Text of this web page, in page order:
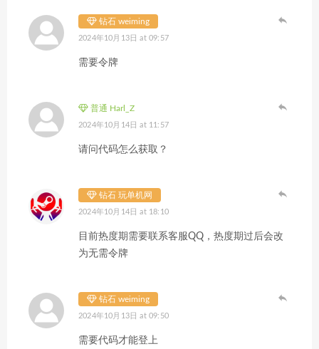
钻石 weiming
2024年10月13日 at 09:57
需要令牌
普通 Harl_Z
2024年10月14日 at 11:57
请问代码怎么获取？
钻石 玩单机网
2024年10月14日 at 18:10
目前热度期需要联系客服QQ，热度期过后会改
为无需令牌
钻石 weiming
2024年10月13日 at 09:50
需要代码才能登上